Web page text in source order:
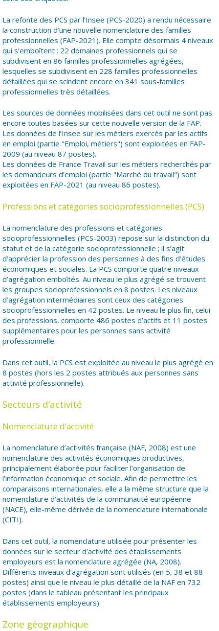
La refonte des PCS par l’Insee (PCS-2020) a rendu nécessaire
la construction d’une nouvelle nomenclature des familles
professionnelles (FAP-2021). Elle compte désormais 4 niveaux
qui s’emboîtent : 22 domaines professionnels qui se
subdivisent en 86 familles professionnelles agrégées,
lesquelles se subdivisent en 228 familles professionnelles
détaillées qui se scindent encore en 341 sous-familles
professionnelles très détaillées.
Les sources de données mobilisées dans cet outil ne sont pas
encore toutes basées sur cette nouvelle version de la FAP.
Les données de l’Insee sur les métiers exercés par les actifs
en emploi (partie "Emploi, métiers") sont exploitées en FAP-
2009 (au niveau 87 postes).
Les données de France Travail sur les métiers recherchés par
les demandeurs d’emploi (partie "Marché du travail") sont
exploitées en FAP-2021 (au niveau 86 postes).
Professions et catégories socioprofessionnelles (PCS)
La nomenclature des professions et catégories
socioprofessionnelles (PCS-2003) repose sur la distinction du
statut et de la catégorie socioprofessionnelle ; il s’agit
d’apprécier la profession des personnes à des fins d’études
économiques et sociales. La PCS comporte quatre niveaux
d’agrégation emboîtés. Au niveau le plus agrégé se trouvent
les groupes socioprofessionnels en 8 postes. Les niveaux
d’agrégation intermédiaires sont ceux des catégories
socioprofessionnelles en 42 postes. Le niveau le plus fin, celui
des professions, comporte 486 postes d’actifs et 11 postes
supplémentaires pour les personnes sans activité
professionnelle.
Dans cet outil, la PCS est exploitée au niveau le plus agrégé en
8 postes (hors les 2 postes attribués aux personnes sans
activité professionnelle).
Secteurs d’activité
Nomenclature d’activité
La nomenclature d’activités française (NAF, 2008) est une
nomenclature des activités économiques productives,
principalement élaborée pour faciliter l’organisation de
l’information économique et sociale. Afin de permettre les
comparaisons internationales, elle a la même structure que la
nomenclature d’activités de la communauté européenne
(NACE), elle-même dérivée de la nomenclature internationale
(CITI).
Dans cet outil, la nomenclature utilisée pour présenter les
données sur le secteur d’activité des établissements
employeurs est la nomenclature agrégée (NA, 2008).
Différents niveaux d’agrégation sont utilisés (en 5, 38 et 88
postes) ainsi que le niveau le plus détaillé de la NAF en 732
postes (dans le tableau présentant les principaux
établissements employeurs).
Zone géographique